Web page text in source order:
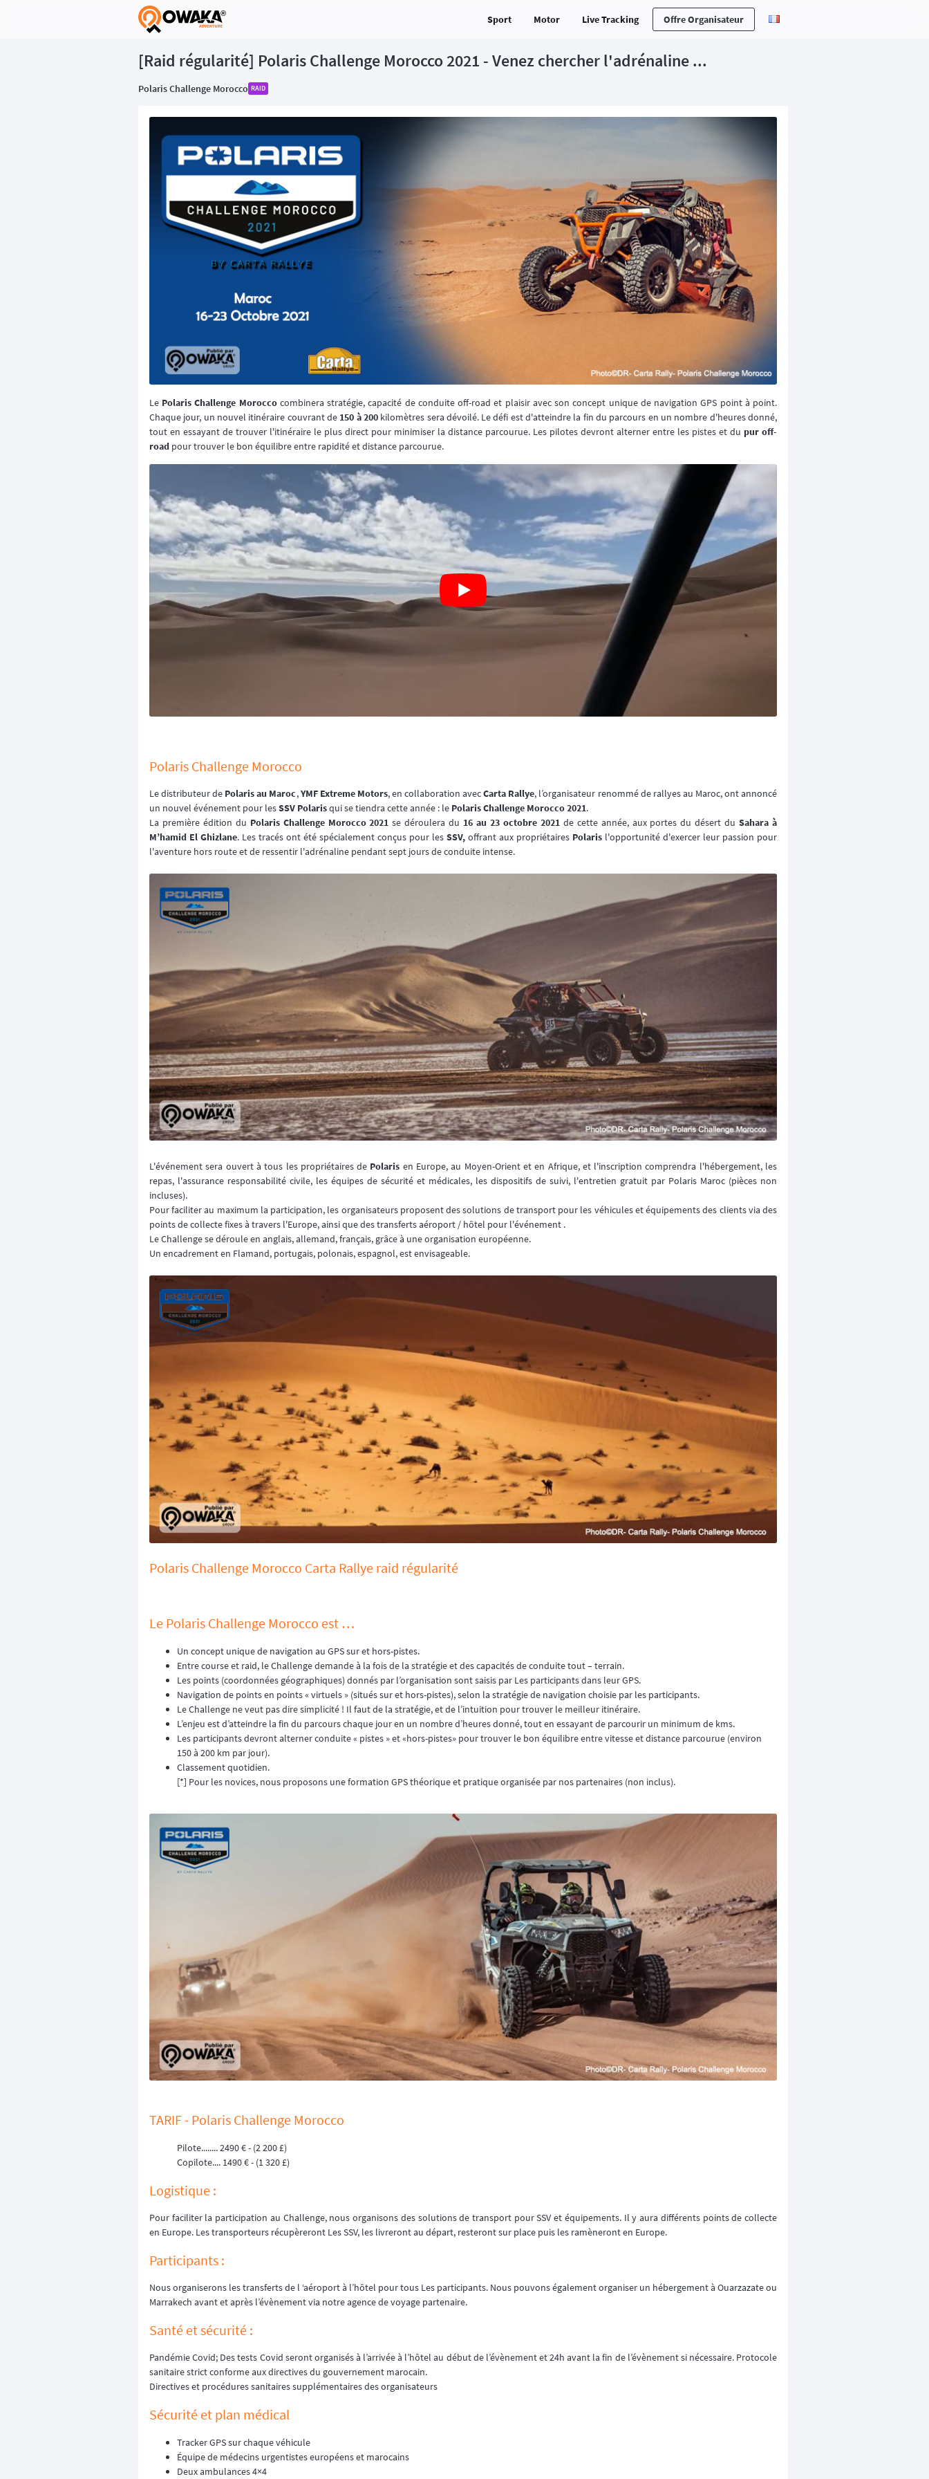
® Sport Motor Live Tracking Offre Organisateur
[Raid régularité] Polaris Challenge Morocco 2021 - Venez chercher l'adrénaline ...
Polaris Challenge Morocco RAID
Le Polaris Challenge Moroccocombinera stratégie, capacité de conduite off-road et plaisir avec son concept unique de navigation GPS point à point.
Chaque jour, un nouvel itinéraire couvrant de 150 à 200kilomètres sera dévoilé. Le défi est d'atteindre la fin du parcours en un nombre d'heures donné,
tout en essayant de trouver l'itinéraire le plus direct pour minimiser la distance parcourue. Les pilotes devront alterner entre les pistes et du pur off-
road pour trouver le bon équilibre entre rapidité et distance parcourue.
Polaris Challenge Morocco
Le distributeur de Polaris au Maroc,YMF Extreme Motors, en collaboration avecCarta Rallye, l’organisateur renommé de rallyes au Maroc, ont annoncé
un nouvel événement pour lesSSV Polarisqui se tiendra cette année : le Polaris Challenge Morocco 2021.
La première édition du Polaris Challenge Morocco 2021 se déroulera du 16 au 23 octobre 2021 de cette année, aux portes du désert duSahara à
M’hamid El Ghizlane. Les tracés ont été spécialement conçus pour les SSV, offrant aux propriétaires Polaris l'opportunité d'exercer leur passion pour
l'aventure hors route et de ressentir l'adrénaline pendant sept jours de conduite intense.
L'événement sera ouvert à tous les propriétaires de Polaris en Europe, au Moyen-Orient et en Afrique, et l'inscription comprendra l'hébergement, les
repas, l'assurance responsabilité civile, les équipes de sécurité et médicales, les dispositifs de suivi, l'entretien gratuit par Polaris Maroc (pièces non
incluses).
Pour faciliter au maximum la participation, les organisateurs proposent des solutions de transport pour les véhicules et équipements des clients via des
points de collecte fixes à travers l'Europe, ainsi que des transferts aéroport / hôtel pour l'événement .
Le Challenge se déroule en anglais, allemand, français, grâce à une organisation européenne.
Un encadrement en Flamand, portugais, polonais, espagnol, est envisageable.
Polaris Challenge Morocco Carta Rallye raid régularité
Le Polaris Challenge Morocco est …
Un concept unique de navigation au GPS sur et hors-pistes.
Entre course et raid, le Challenge demande à la fois de la stratégie et des capacités de conduite tout – terrain.
Les points (coordonnées géographiques) donnés par l’organisation sont saisis par Les participants dans leur GPS.
Navigation de points en points « virtuels » (situés sur et hors-pistes), selon la stratégie de navigation choisie par les participants.
Le Challenge ne veut pas dire simplicité ! Il faut de la stratégie, et de l’intuition pour trouver le meilleur itinéraire.
L’enjeu est d’atteindre la fin du parcours chaque jour en un nombre d’heures donné, tout en essayant de parcourir un minimum de kms.
Les participants devront alterner conduite « pistes » et «hors-pistes» pour trouver le bon équilibre entre vitesse et distance parcourue (environ
150 à 200 km par jour).
Classement quotidien.
[*] Pour les novices, nous proposons une formation GPS théorique et pratique organisée par nos partenaires (non inclus).
TARIF - Polaris Challenge Morocco
Pilote........ 2490 € - (2 200 £)
Copilote.... 1490 € - (1 320 £)
Logistique :
Pour faciliter la participation au Challenge, nous organisons des solutions de transport pour SSV et équipements. Il y aura différents points de collecte
en Europe. Les transporteurs récupèreront Les SSV, les livreront au départ, resteront sur place puis les ramèneront en Europe.
Participants :
Nous organiserons les transferts de l ‘aéroport à l’hôtel pour tous Les participants. Nous pouvons également organiser un hébergement à Ouarzazate ou
Marrakech avant et après l’évènement via notre agence de voyage partenaire.
Santé et sécurité :
Pandémie Covid; Des tests Covid seront organisés à l’arrivée à l’hôtel au début de l’évènement et 24h avant la fin de l’évènement si nécessaire. Protocole
sanitaire strict conforme aux directives du gouvernement marocain.
Directives et procédures sanitaires supplémentaires des organisateurs
Sécurité et plan médical
Tracker GPS sur chaque véhicule
Équipe de médecins urgentistes européens et marocains
Deux ambulances 4×4